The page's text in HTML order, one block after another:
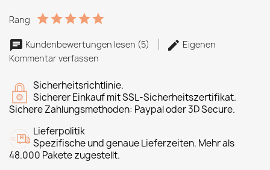
Rang
Kundenbewertungen lesen (5)
Eigenen
Kommentar verfassen
Sicherheitsrichtlinie.
Sicherer Einkauf mit SSL-Sicherheitszertifikat.
Sichere Zahlungsmethoden: Paypal oder 3D Secure.
Lieferpolitik
Spezifische und genaue Lieferzeiten. Mehr als
48.000 Pakete zugestellt.